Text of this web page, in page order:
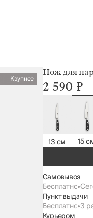
Крупнее
Нож для
2 590 ₽
13 см 15
Самовывоз
Бесплатно•
Пункт выдачи
Бесплатно•3